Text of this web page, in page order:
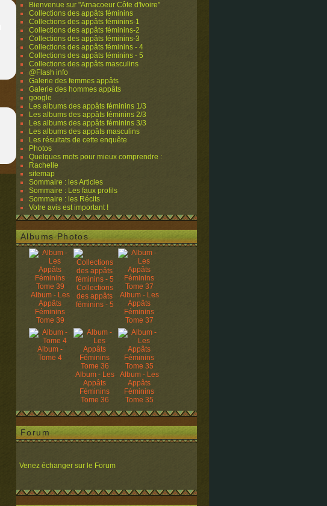
Bienvenue sur "Arnacoeur Côte d'Ivoire"
Collections des appâts féminins
Collections des appâts féminins-1
Collections des appâts féminins-2
Collections des appâts féminins-3
Collections des appâts féminins - 4
Collections des appâts féminins - 5
Collections des appâts masculins
@Flash info
Galerie des femmes appâts
Galerie des hommes appâts
google
Les albums des appâts féminins 1/3
Les albums des appâts féminins 2/3
Les albums des appâts féminins 3/3
Les albums des appâts masculins
Les résultats de cette enquête
Photos
Quelques mots pour mieux comprendre :
Rachelle
sitemap
Sommaire : les Articles
Sommaire : Les faux profils
Sommaire : les Récits
Votre avis est important !
Albums Photos
Album - Les
Appâts
Féminins
Tome 39
Collections
des appâts
féminins - 5
Album - Les
Appâts
Féminins
Tome 37
Album -
Tome 4
Album - Les
Appâts
Féminins
Tome 36
Album - Les
Appâts
Féminins
Tome 35
Forum
Venez échanger sur le Forum